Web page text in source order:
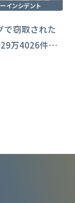
インシデント
で窃取された
万4026件が